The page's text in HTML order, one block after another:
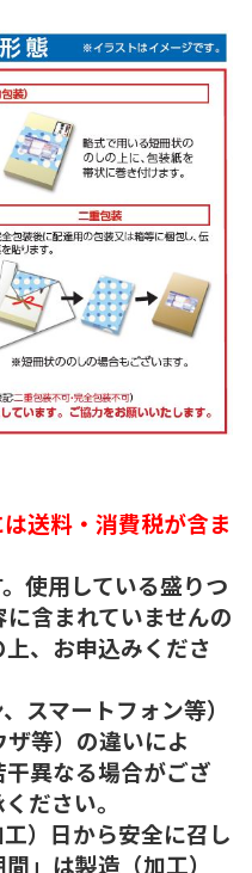
送料・消費税が含ま
使用している盛りつ
含まれていませんの
、お申込みくださ
スマートフォン等）
等）の違いによ
異なる場合がござ
ださい。
）日から安全に召し
」は製造（加工）